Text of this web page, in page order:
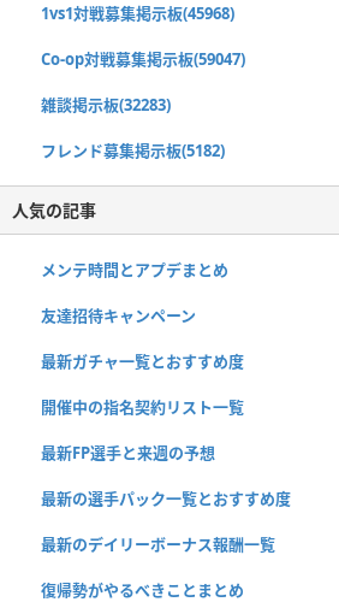
1vs1対戦募集掲示板(45968)
Co-op対戦募集掲示板(59047)
雑談掲示板(32283)
フレンド募集掲示板(5182)
人気の記事
メンテ時間とアプデまとめ
友達招待キャンペーン
最新ガチャ一覧とおすすめ度
開催中の指名契約リスト一覧
最新FP選手と来週の予想
最新の選手パック一覧とおすすめ度
最新のデイリーボーナス報酬一覧
復帰勢がやるべきことまとめ